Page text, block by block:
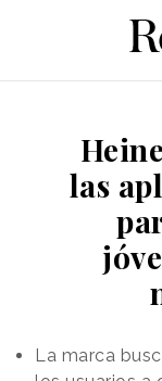
las
La marca